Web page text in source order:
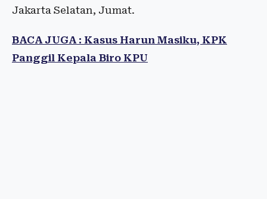
Jakarta Selatan, Jumat.
BACA JUGA : Kasus Harun Masiku, KPK
Panggil Kepala Biro KPU